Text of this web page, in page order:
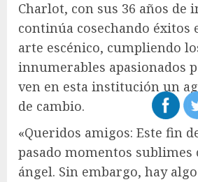
Charlot, con sus 36 años de
continúa cosechando éxitos
arte escénico, cumpliendo
innumerables apasionados
ven en esta institución un
de cambio.
«Queridos amigos: Este fin
pasado momentos sublimes
ángel. Sin embargo, hay